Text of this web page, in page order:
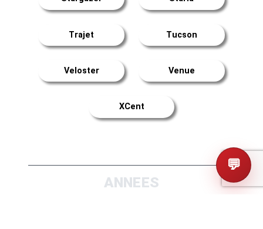
Trajet Tucson
Veloster Venue
XCent
ANNEES
💬